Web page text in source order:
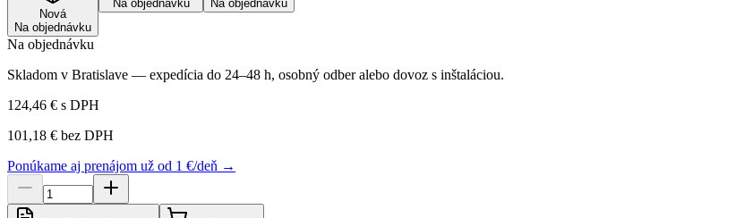
Nová
Na objednávku
Na objednávku
Na objednávku
Na objednávku
Skladom v Bratislave — expedícia do 24–48 h, osobný odber alebo dovoz s inštaláciou.
124,46 € s DPH
101,18 € bez DPH
Ponúkame aj prenájom už od 1 €/deň →